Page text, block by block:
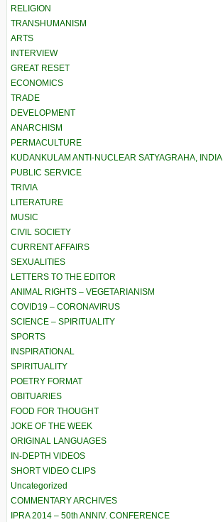
RELIGION
TRANSHUMANISM
ARTS
INTERVIEW
GREAT RESET
ECONOMICS
TRADE
DEVELOPMENT
ANARCHISM
PERMACULTURE
KUDANKULAM ANTI-NUCLEAR SATYAGRAHA, INDIA
PUBLIC SERVICE
TRIVIA
LITERATURE
MUSIC
CIVIL SOCIETY
CURRENT AFFAIRS
SEXUALITIES
LETTERS TO THE EDITOR
ANIMAL RIGHTS – VEGETARIANISM
COVID19 – CORONAVIRUS
SCIENCE – SPIRITUALITY
SPORTS
INSPIRATIONAL
SPIRITUALITY
POETRY FORMAT
OBITUARIES
FOOD FOR THOUGHT
JOKE OF THE WEEK
ORIGINAL LANGUAGES
IN-DEPTH VIDEOS
SHORT VIDEO CLIPS
Uncategorized
COMMENTARY ARCHIVES
IPRA 2014 – 50th ANNIV. CONFERENCE